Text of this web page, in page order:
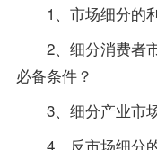
1、市场细分的
2、细分消费者市
必备条件？
3、细分产业市
4、反市场细分